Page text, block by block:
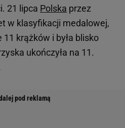
21 lipca Polska przez
w klasyfikacji medalowej,
11 krążków i była blisko
ukończyła na 11.